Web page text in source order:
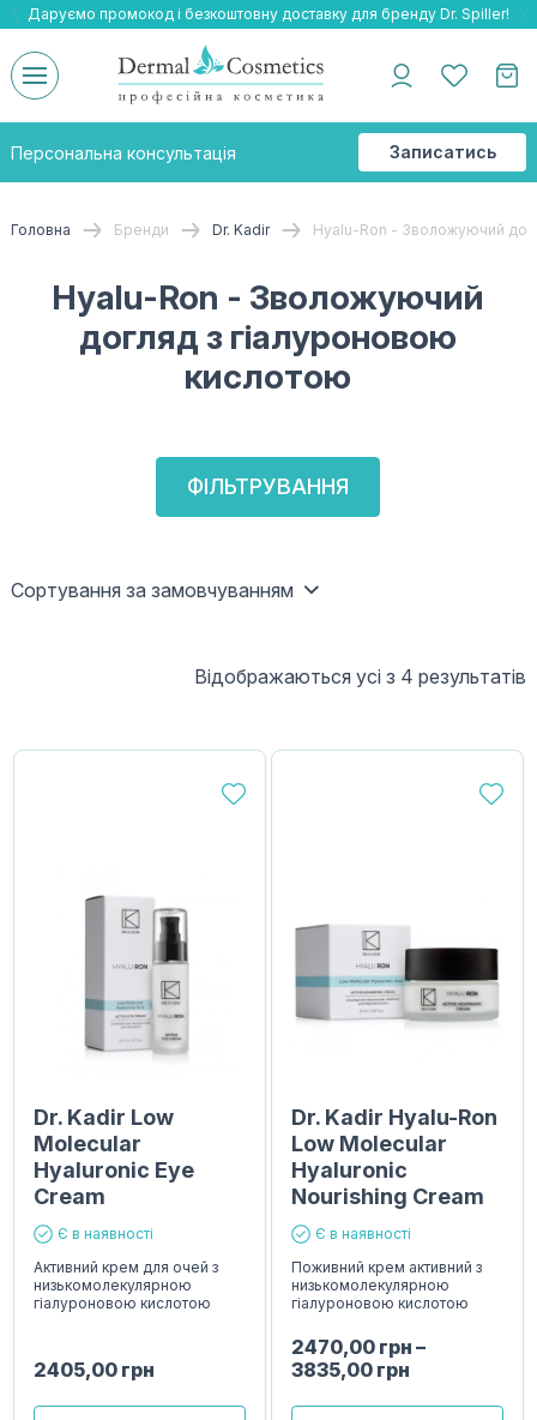
Даруємо безкоштовну доставку та подарнки до бренду Braderm!
-25% на весь бренд HOLY LAND!
Даруємо промокод і безкоштовну доставку для бренду Dr. Spiller!
Персональна консультація
Записатись
на
Головна Бренди Dr. Kadir Hyalu-Ron - Зволожуючий
Hyalu-Ron - Зволожуючий
догляд з гіалуроновою
кислотою
ФІЛЬТРУВАННЯ
Сортування за замовчуванням
Відображаються усі з 4 результатів
Dr. Kadir Low
Molecular
Hyaluronic Eye
Cream
Є в наявності
Активний крем для очей з
низькомолекулярною
гіалуроновою кислотою
2405,00 грн
Dr. Kadir Hyalu-Ron
Low Molecular
Hyaluronic
Nourishing Cream
Є в наявності
Поживний крем активний з
низькомолекулярною
гіалуроновою кислотою
2470,00 грн –
3835,00 грн